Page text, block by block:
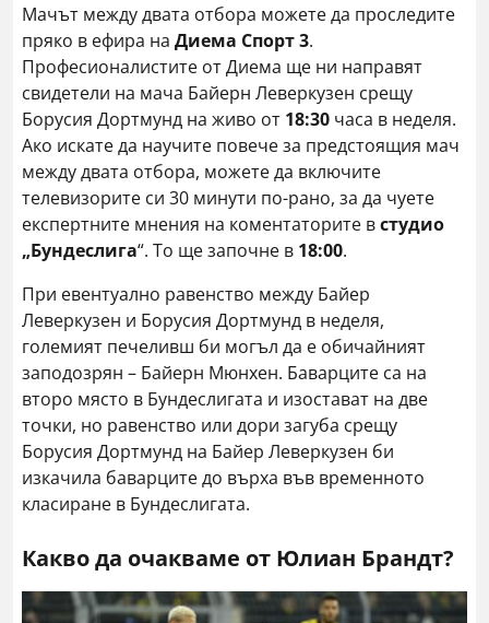
Мачът между двата отбора можете да проследите
пряко в ефира на Диема Спорт 3.
Професионалистите от Диема ще ни направят
свидетели на мача Байерн Леверкузен срещу
Борусия Дортмунд на живо от 18:30 часа в неделя.
Ако искате да научите повече за предстоящия мач
между двата отбора, можете да включите
телевизорите си 30 минути по-рано, за да чуете
експертните мнения на коментаторите встудио
„Бундеслига“. То ще започне в 18:00.
При евентуално равенство между Байер
Леверкузен и Борусия Дортмунд в неделя,
големият печеливш би могъл да е обичайният
заподозрян – Байерн Мюнхен. Баварците са на
второ място в Бундеслигата и изостават на две
точки, но равенство или дори загуба срещу
Борусия Дортмунд на Байер Леверкузен би
изкачила баварците до върха във временното
класиране в Бундеслигата.
Какво да очакваме от Юлиан Брандт?